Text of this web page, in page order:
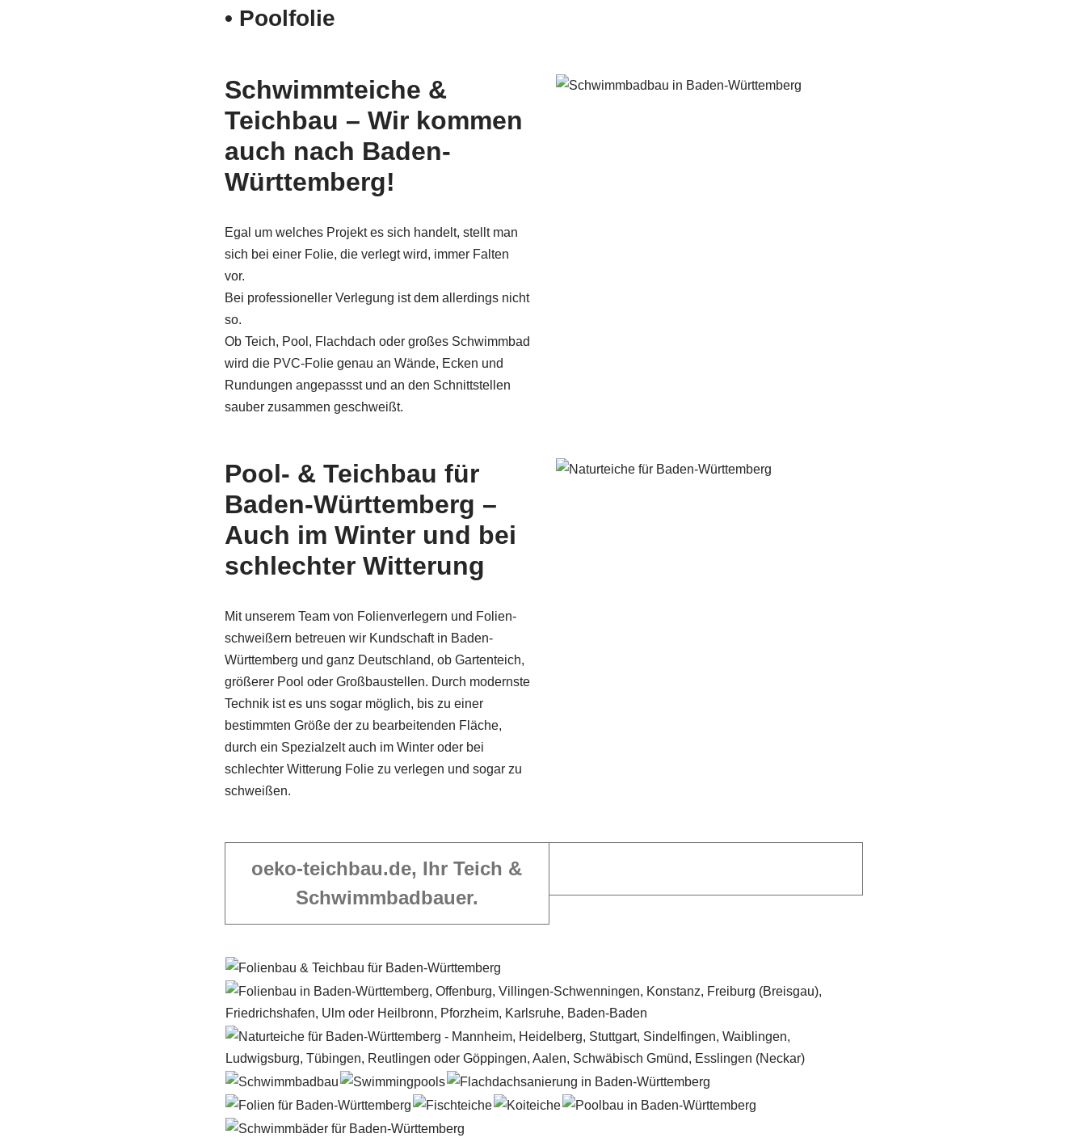
• Poolfolie
Schwimmteiche &
Teichbau – Wir kommen
auch nach Baden-
Württemberg!
Egal um welches Projekt es sich handelt, stellt man
sich bei einer Folie, die verlegt wird, immer Falten
vor.
Bei professioneller Verlegung ist dem allerdings nicht
so.
Ob Teich, Pool, Flachdach oder großes Schwimmbad
wird die PVC-Folie genau an Wände, Ecken und
Rundungen angepassst und an den Schnittstellen
sauber zusammen geschweißt.
Pool- & Teichbau für
Baden-Württemberg –
Auch im Winter und bei
schlechter Witterung
Mit unserem Team von Folienverlegern und Folien­
schweißern betreuen wir Kundschaft in Baden-
Württemberg und ganz Deutschland, ob Gartenteich,
größerer Pool oder Großbaustellen. Durch modernste
Technik ist es uns sogar möglich, bis zu einer
bestimmten Größe der zu bearbeitenden Fläche,
durch ein Spezi­alzelt auch im Winter oder bei
schlechter Witterung Folie zu verlegen und sogar zu
schweißen.
oeko-teichbau.de, Ihr Teich &
Schwimmbadbauer.